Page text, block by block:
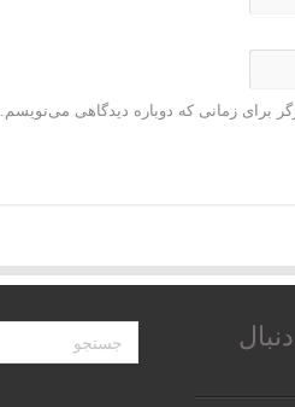
برای زمانی که دوباره دیدگاهی می‌نویسم.